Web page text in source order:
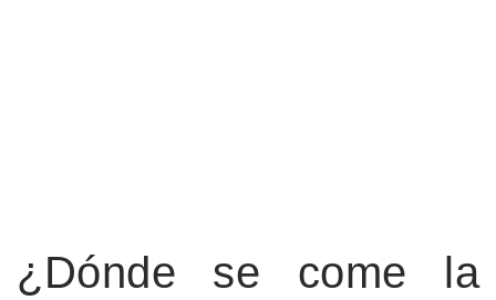
¿Dónde se come la